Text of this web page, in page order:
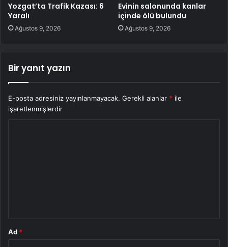
Yozgat’ta Trafik Kazası: 6
Yaralı
Ağustos 9, 2026
Evinin salonunda kanlar
içinde ölü bulundu
Ağustos 9, 2026
Bir yanıt yazın
E-posta adresiniz yayınlanmayacak. Gerekli alanlar * ile
işaretlenmişlerdir
Ad *